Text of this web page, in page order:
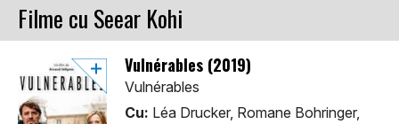
Filme cu Seear Kohi
Vulnérables (2019)
Vulnérables
Cu: Léa Drucker, Romane Bohringer,